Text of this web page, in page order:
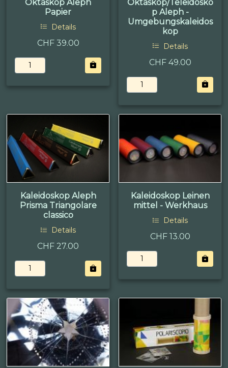
Oktaskop Aleph
Papier
Details
CHF 39.00
Oktaskop/Teleidosko
p Aleph -
Umgebungskaleidos
kop
Details
CHF 49.00
Kaleidoskop Aleph
Prisma Triangolare
classico
Details
CHF 27.00
Kaleidoskop Leinen
mittel - Werkhaus
Details
CHF 13.00